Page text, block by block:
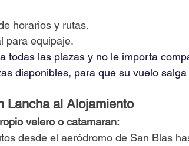
horarios y rutas.
para equipaje.
todas las plazas y no le importa
disponibles, para que su vuelo
Lancha al Alojamiento
velero o catamaran:
desde el aeródromo de San Blas